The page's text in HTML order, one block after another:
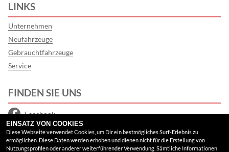
LINKS
Unternehmen
Neufahrzeuge
Gebrauchtfahrzeuge
Service
FINDEN SIE UNS
Facebook
Google Maps
EINSATZ VON COOKIES
Diese Webseite verwendet Cookies, um Dir ein bestmögliches Surf-Erlebnis zu
ermöglichen. Diese Daten werden erhoben und dienen nicht für die Erstellung von
Nutzungsprofilen oder anderer weiterführender Verwendung. Sämtliche Informationen